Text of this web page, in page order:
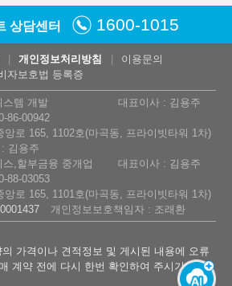
상담센터 1600-1015
개인정보처리방침
이용문의
자보호법 등록증
스템 개발
대표이사 : 김용주
86-00942
앙로 165, 1102호(마곡동, 프라이빗타워 1차)
김용주
스,할부금융 중개업
대표이사 : 김용주
88-03053
앙로 165, 1101호(마곡동, 프라이빗타워 1차)
개인정보보호책임자 : 조래환
가격이나 견적정보 및 게시된 내용에 오류
계약 전에 다시 한번 확인하여 주시기 바랍